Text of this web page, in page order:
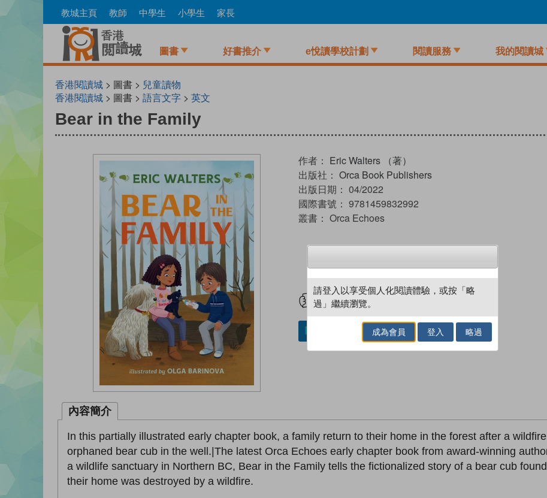
to
教城主頁 教師 中學生 小學生 家長
圖書 好書推介 e悅讀學校計劃 閱讀服務 我的閱讀城
香港閱讀城 > 圖書 > 兒童讀物
香港閱讀城 > 圖書 > 語言文字 > 英文
Bear in the Family
作者： Eric Walters （著）
出版社： Orca Book Publishers
出版日期： 04/2022
國際書號： 9781459832992
叢書： Orca Echoes
試閲 加入閱讀紀錄
加入／閱讀電子書
內容簡介
In this partially illustrated early chapter book, a family return to their home in the forest after a
orphaned bear cub in the well.|The latest Orca Echoes early chapter book from award-winning
a wildlife sanctuary in Northern BC, Bear in the Family tells the fictionalized story of a bear cub
their home was destroyed by a wildfire.
請登入以享受個人化閱讀體驗，或按「略
過」繼續瀏覽。
成為會員 登入 略過